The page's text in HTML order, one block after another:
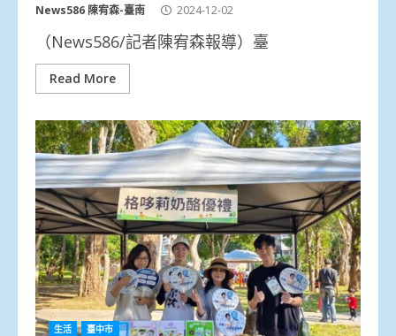
News586 陳宥森-臺南 2024-12-02
（News586/記者陳宥森報導）臺
Read More
生活 臺中市